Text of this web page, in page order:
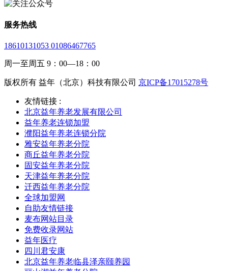
服务热线
18610131053 01086467765
周一至周五 9：00—18：00
版权所有 益年（北京）科技有限公司 京ICP备17015278号
友情链接 :
北京益年养老发展有限公司
益年养老连锁加盟
濮阳益年养老连锁分院
雅安益年养老分院
商丘益年养老分院
固安益年养老分院
天津益年养老分院
迁西益年养老分院
全球加盟网
自助友情链接
麦布网站目录
免费收录网站
益年医疗
四川君安康
北京益年养老临县泽亲颐养园